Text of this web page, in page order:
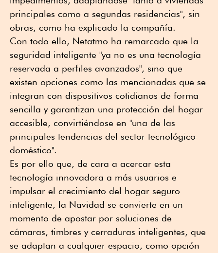
principales como a segundas residencias", sin
obras, como ha explicado la compañía.
Con todo ello, Netatmo ha remarcado que la
seguridad inteligente "ya no es una tecnología
reservada a perfiles avanzados", sino que
existen opciones como las mencionadas que se
integran con dispositivos cotidianos de forma
sencilla y garantizan una protección del hogar
accesible, convirtiéndose en "una de las
principales tendencias del sector tecnológico
doméstico".
Es por ello que, de cara a acercar esta
tecnología innovadora a más usuarios e
impulsar el crecimiento del hogar seguro
inteligente, la Navidad se convierte en un
momento de apostar por soluciones de
cámaras, timbres y cerraduras inteligentes, que
se adaptan a cualquier espacio, como opción